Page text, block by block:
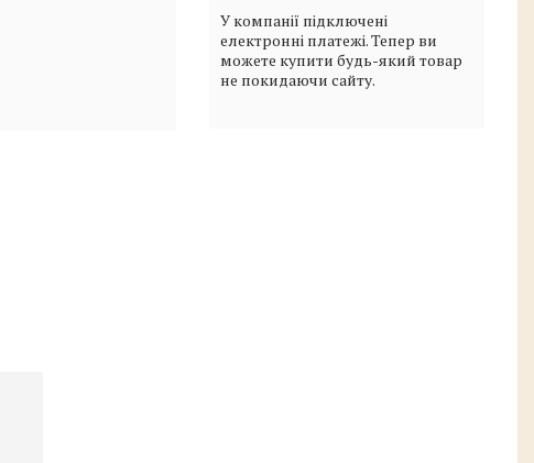
У компанії підключені
електронні платежі. Тепер ви
можете купити будь-який товар
не покидаючи сайту.